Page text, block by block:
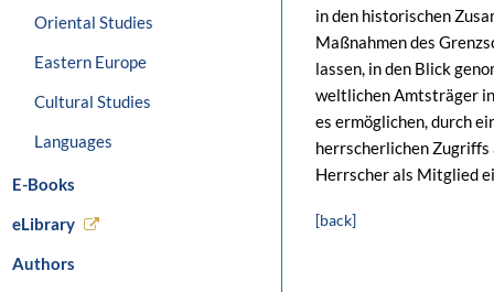
Oriental Studies
Eastern Europe
Cultural Studies
Languages
E-Books
eLibrary
Authors
in den historischen
Maßnahmen des
lassen, in den Blick
weltlichen Amtsträger
es ermöglichen, durch
herrscherlichen Zugriffs
Herrscher als Mitglied
[back]